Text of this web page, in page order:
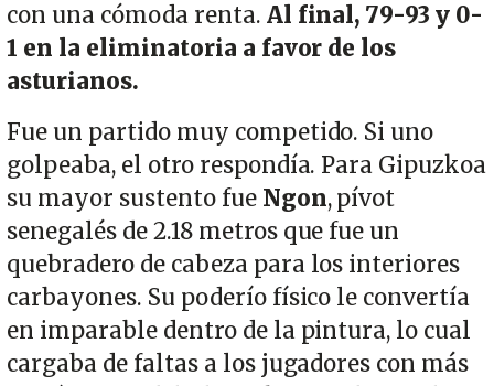
con una cómoda renta. Al final, 79-93 y 0-
1 en la eliminatoria a favor de los
asturianos.
Fue un partido muy competido. Si uno
golpeaba, el otro respondía. Para Gipuzkoa
su mayor sustento fue Ngon, pívot
senegalés de 2.18 metros que fue un
quebradero de cabeza para los interiores
carbayones. Su poderío físico le convertía
en imparable dentro de la pintura, lo cual
cargaba de faltas a los jugadores con más